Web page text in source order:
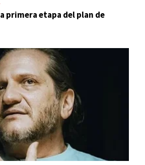
primera etapa del plan de